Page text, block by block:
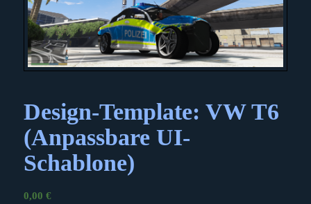
Design-Template: VW T6
(Anpassbare UI-
Schablone)
0,00 €